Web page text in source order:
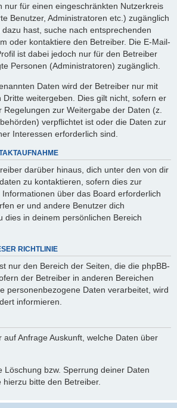
nur für einen eingeschränkten Nutzerkreis
Benutzer, Administratoren etc.) zugänglich
hast, suche nach entsprechenden
oder kontaktiere den Betreiber. Die E-Mail-
ist dabei jedoch nur für den Betreiber
Personen (Administratoren) zugänglich.
Daten wird der Betreiber nur mit
weitergeben. Dies gilt nicht, sofern er
zur Weitergabe der Daten (z.
verpflichtet ist oder die Daten zur
Interessen erforderlich sind.
darüber hinaus, dich unter den von dir
zu kontaktieren, sofern dies zur
über das Board erforderlich
er und andere Benutzer dich
dies in deinem persönlichen Bereich
RICHTLINIE
nur den Bereich der Seiten, die die phpBB-
der Betreiber in anderen Bereichen
personenbezogene Daten verarbeitet, wird
informieren.
auf Anfrage Auskunft, welche Daten über
Löschung bzw. Sperrung deiner Daten
bitte den Betreiber.